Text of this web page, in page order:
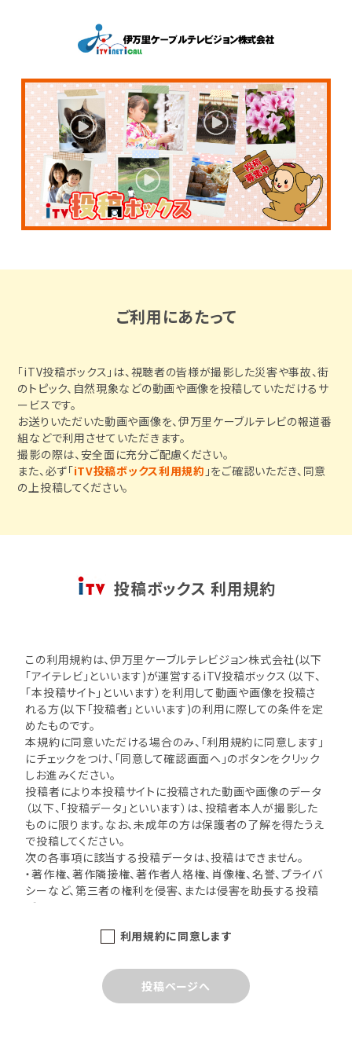
ご利用にあたって
「iTV投稿ボックス」は、視聴者の皆様が撮影した災害や事故、街
のトピック、自然現象などの動画や画像を投稿していただけるサ
ービスです。
お送りいただいた動画や画像を、伊万里ケーブルテレビの報道番
組などで利用させていただきます。
撮影の際は、安全面に充分ご配慮ください。
また、必ず「iTV投稿ボックス利用規約 」をご確認いただき、同意
の上投稿してください。
投稿ボックス 利用規約
この利用規約は、伊万里ケーブルテレビジョン株式会社(以下
「アイテレビ」といいます)が運営するiTV投稿ボックス（以下、
「本投稿サイト」といいます）を利用して動画や画像を投稿さ
れる方(以下「投稿者」といいます)の利用に際しての条件を定
めたものです。
本規約に同意いただける場合のみ、「利用規約に同意します」
にチェックをつけ、「同意して確認画面へ」のボタンをクリック
しお進みください。
投稿者により本投稿サイトに投稿された動画や画像のデータ
（以下、「投稿データ」といいます）は、投稿者本人が撮影した
ものに限ります。なお、未成年の方は保護者の了解を得たうえ
で投稿してください。
次の各事項に該当する投稿データは、投稿はできません。
・著作権、著作隣接権、著作者人格権、肖像権、名誉、プライバ
シーなど、第三者の権利を侵害、または侵害を助長する投稿
データ。
・公序良俗に反する、または誹謗・中傷、差別、暴力、わいせ
与える内容が含まれる投稿データ。
・法令によりもしくは他の理由により許可されていない場所で
の撮影・収録、または許可されていない対象を撮影・収録した
利用規約に同意します
投稿ページへ